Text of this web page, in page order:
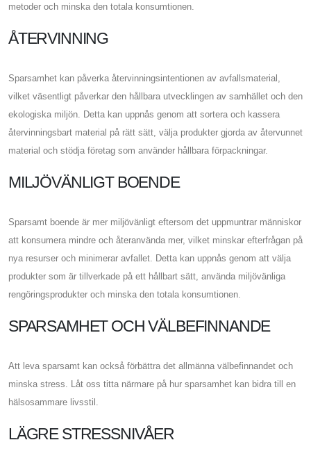
metoder och minska den totala konsumtionen.
ÅTERVINNING
Sparsamhet kan påverka återvinningsintentionen av avfallsmaterial,
vilket väsentligt påverkar den hållbara utvecklingen av samhället och den
ekologiska miljön. Detta kan uppnås genom att sortera och kassera
återvinningsbart material på rätt sätt, välja produkter gjorda av återvunnet
material och stödja företag som använder hållbara förpackningar.
MILJÖVÄNLIGT BOENDE
Sparsamt boende är mer miljövänligt eftersom det uppmuntrar människor
att konsumera mindre och återanvända mer, vilket minskar efterfrågan på
nya resurser och minimerar avfallet. Detta kan uppnås genom att välja
produkter som är tillverkade på ett hållbart sätt, använda miljövänliga
rengöringsprodukter och minska den totala konsumtionen.
SPARSAMHET OCH VÄLBEFINNANDE
Att leva sparsamt kan också förbättra det allmänna välbefinnandet och
minska stress. Låt oss titta närmare på hur sparsamhet kan bidra till en
hälsosammare livsstil.
LÄGRE STRESSNIVÅER